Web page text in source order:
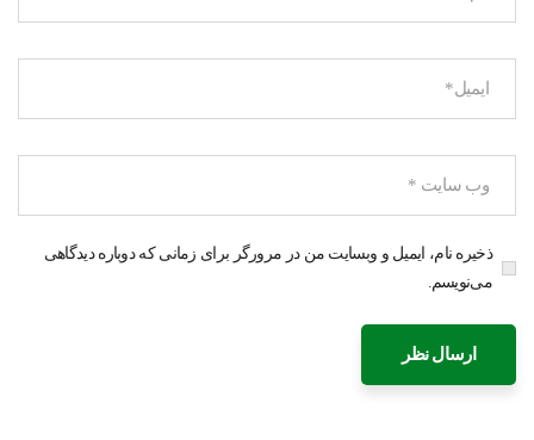
ذخیره نام، ایمیل و وبسایت من در مرورگر برای زمانی که دوباره دیدگاهی
می‌نویسم.